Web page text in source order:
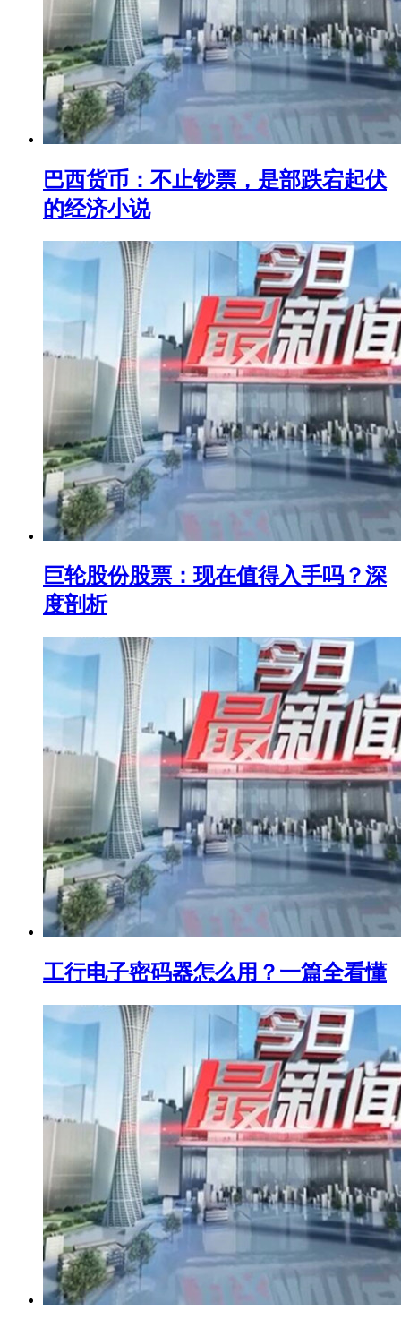
巴西货币：不止钞票，是部跌宕起伏
的经济小说
巨轮股份股票：现在值得入手吗？深
度剖析
工行电子密码器怎么用？一篇全看懂